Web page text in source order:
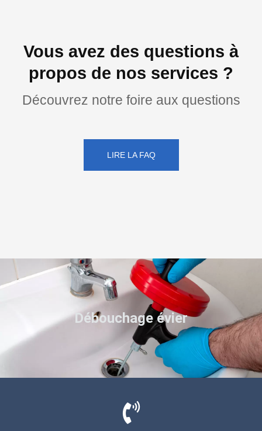
Vous avez des questions à
propos de nos services ?
Découvrez notre foire aux questions
LIRE LA FAQ
Débouchage évier